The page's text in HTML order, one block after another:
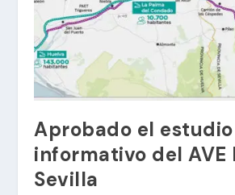
Aprobado el estudio
informativo del AVE
Sevilla